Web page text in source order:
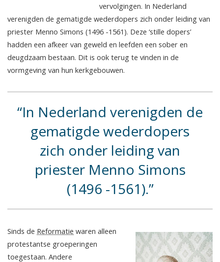
vervolgingen. In Nederland
verenigden de gematigde wederdopers zich onder leiding van
priester Menno Simons (1496 -1561). Deze ‘stille dopers’
hadden een afkeer van geweld en leefden een sober en
deugdzaam bestaan. Dit is ook terug te vinden in de
vormgeving van hun kerkgebouwen.
In Nederland verenigden de
gematigde wederdopers
zich onder leiding van
priester Menno Simons
(1496 -1561).
Sinds de Reformatie waren alleen
protestantse groeperingen
toegestaan. Andere